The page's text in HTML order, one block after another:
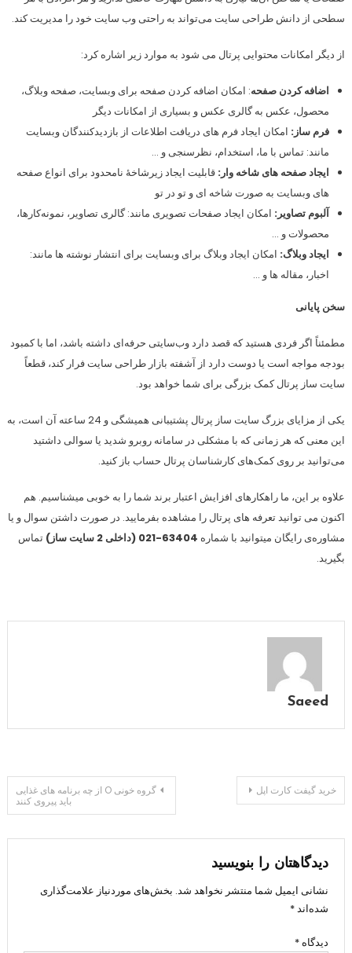
سطحی از دانش طراحی سایت می‌تواند به راحتی وب سایت خود را مدیریت کند.
از دیگر امکانات محتوایی پرتال می شود به موارد زیر اشاره کرد:
اضافه کردن صفحه: امکان اضافه کردن صفحه برای وبسایت، صفحه وبلاگ،
محصول، عکس به گالری عکس و بسیاری از امکانات دیگر
فرم ساز: امکان ایجاد فرم های دریافت اطلاعات از بازدیدکنندگان وبسایت
مانند: تماس با ما، استخدام، نظرسنجی و …
ایجاد صفحه های شاخه وار: قابلیت ایجاد زیرشاخۀ نامحدود برای انواع صفحه
های وبسایت به صورت شاخه ای و تو در تو
آلبوم تصاویر: امکان ایجاد صفحات تصویری مانند: گالری تصاویر، نمونه‌کارها،
محصولات و …
ایجاد وبلاگ: امکان ایجاد وبلاگ برای وبسایت برای انتشار نوشته ها مانند:
اخبار، مقاله ها و …
سخن پایانی
مطمئناً اگر فردی هستید که قصد دارد وب‌سایتی حرفه‌ای داشته باشد، اما با کمبود
بودجه مواجه است یا دوست دارد از آشفته بازار طراحی سایت فرار کند، قطعاً
سایت ساز پرتال کمک بزرگی برای شما خواهد بود.
یکی از مزایای بزرگ سایت ساز پرتال پشتیبانی همیشگی و 24 ساعته آن است، به
این معنی که هر زمانی که با مشکلی در سامانه روبرو شدید یا سوالی داشتید
می‌توانید بر روی کمک‌های کارشناسان پرتال حساب باز کنید.
علاوه بر این، ما راهکارهای افزایش اعتبار برند شما را به خوبی میشناسیم. هم
اکنون می توانید تعرفه های پرتال را مشاهده بفرمایید. در صورت داشتن سوال و یا
مشاوره‌ی رایگان میتوانید با شماره 63404-021 (داخلی 2 سایت ساز)
تماس
بگیرید.
Saeed
راهبری
گروه خونی O از چه برنامه های غذایی
باید پیروی کنند
خرید گیفت کارت اپل
دیدگاهتان را بنویسید
نشانی ایمیل شما منتشر نخواهد شد. بخش‌های موردنیاز علامت‌گذاری
شده‌اند*
دیدگاه *